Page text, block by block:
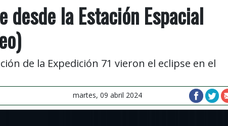
la Estación Espacial
de la Expedición 71 vieron el eclipse en el
martes, 09 abril 2024